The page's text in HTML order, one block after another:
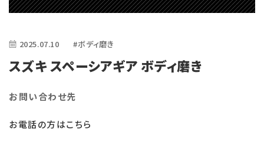
ごあいさつ
2025.07.10 #ボディ磨き
スズキ スペーシアギア ボディ磨き
お問い合わせ先
お電話の方はこちら